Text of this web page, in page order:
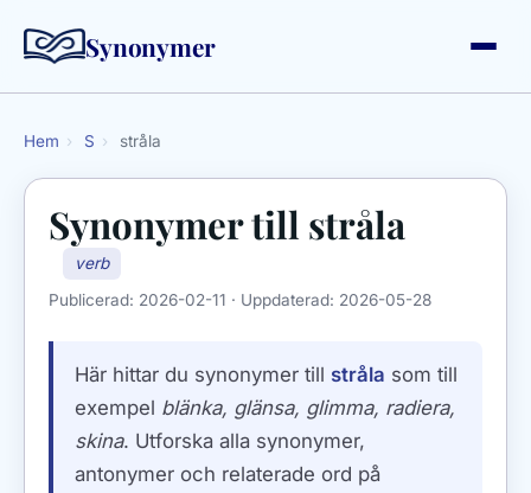
Synonymer
Hem › S › stråla
Synonymer till stråla
verb
Publicerad: 2026-02-11 · Uppdaterad: 2026-05-28
Här hittar du synonymer till stråla som till
exempel blänka, glänsa, glimma, radiera,
skina. Utforska alla synonymer,
antonymer och relaterade ord på